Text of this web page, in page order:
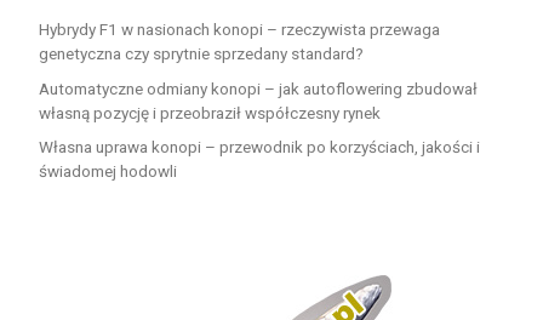
Hybrydy F1 w nasionach konopi – rzeczywista przewaga
genetyczna czy sprytnie sprzedany standard?
Automatyczne odmiany konopi – jak autoflowering zbudował
własną pozycję i przeobraził współczesny rynek
Własna uprawa konopi – przewodnik po korzyściach, jakości i
świadomej hodowli